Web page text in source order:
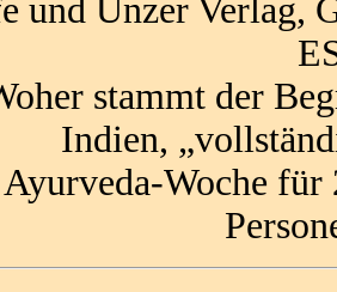
und Unzer Verlag,
stammt der
Indien,
Woche für